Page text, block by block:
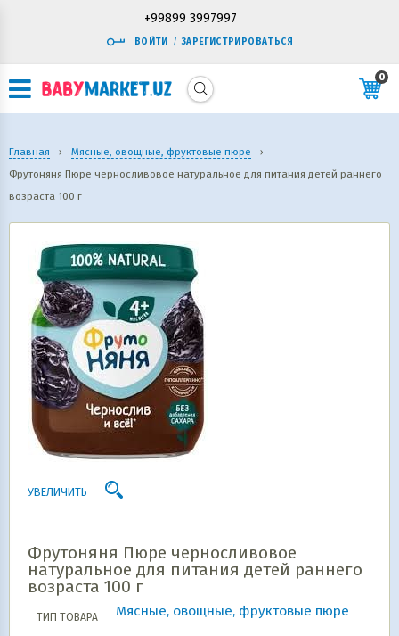
+99899 3997997
ВОЙТИ / ЗАРЕГИСТРИРОВАТЬСЯ
0
Главная › Мясные, овощные, фруктовые пюре
›
Фрутоняня Пюре черносливовое натуральное для питания детей раннего
возраста 100 г
УВЕЛИЧИТЬ
Фрутоняня Пюре черносливовое
натуральное для питания детей раннего
возраста 100 г
ТИП ТОВАРА Мясные, овощные, фруктовые пюре